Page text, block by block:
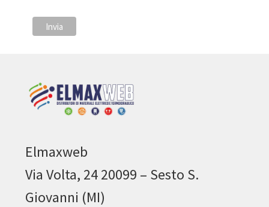
Elmaxweb
Via Volta, 24 20099 – Sesto S.
Giovanni (MI)